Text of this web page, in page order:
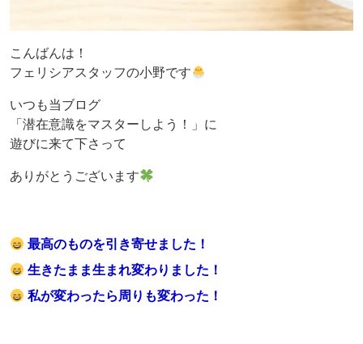
こんばんは！
フェリシアスタッフの小野です
いつも当ブログ
「潜在意識をマスターしよう！」に
遊びに来て下さって
ありがとうございます
最高のものを引き寄せました！
生きたまま生まれ変わりました！
私が変わったら周りも変わった！